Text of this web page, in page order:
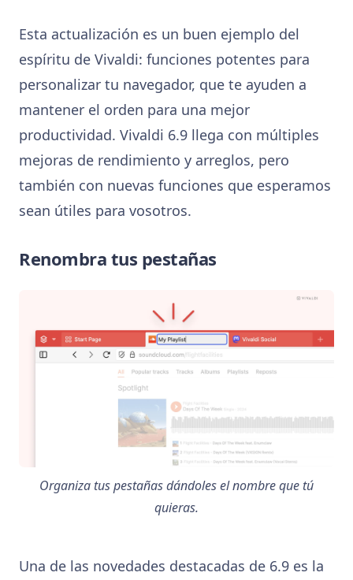
Esta actualización es un buen ejemplo del
espíritu de Vivaldi: funciones potentes para
personalizar tu navegador, que te ayuden a
mantener el orden para una mejor
productividad. Vivaldi 6.9 llega con múltiples
mejoras de rendimiento y arreglos, pero
también con nuevas funciones que esperamos
sean útiles para vosotros.
Renombra tus pestañas
Organiza tus pestañas dándoles el nombre que tú
quieras.
Una de las novedades destacadas de 6.9 es la